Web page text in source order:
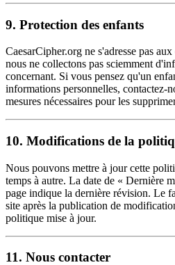
9. Protection des enfants
CaesarCipher.org ne s'adresse pas
nous ne collectons pas sciemment
concernant. Si vous pensez qu'un
informations personnelles, contactez-
mesures nécessaires pour les
10. Modifications de la
Nous pouvons mettre à jour cette
temps à autre. La date de « Dernière
page indique la dernière révision. Le
site après la publication de
politique mise à jour.
11. Nous contacter